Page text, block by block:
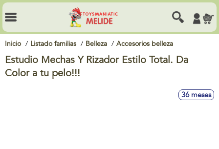
Inicio Listado familias Belleza Accesorios belleza
Estudio Mechas Y Rizador Estilo Total. Da
Color a tu pelo!!!
36 meses